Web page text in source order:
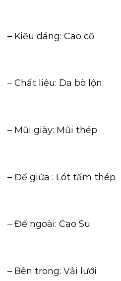
– Kiểu dáng: Cao cổ
– Chất liệu: Da bò lộn
– Mũi giày: Mũi thép
– Đế giữa : Lót tấm thép
– Đế ngoài: Cao Su
– Bên trong: Vải lưới